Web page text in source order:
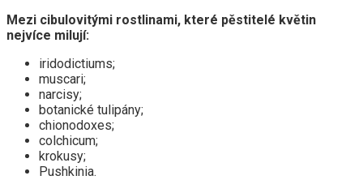
Mezi cibulovitými rostlinami, které pěstitelé květin
nejvíce milují:
iridodictiums;
muscari;
narcisy;
botanické tulipány;
chionodoxes;
colchicum;
krokusy;
Pushkinia.